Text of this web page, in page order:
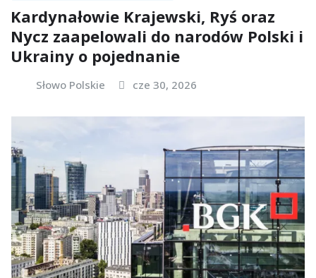
Kardynałowie Krajewski, Ryś oraz
Nycz zaapelowali do narodów Polski i
Ukrainy o pojednanie
Słowo Polskie cze 30, 2026